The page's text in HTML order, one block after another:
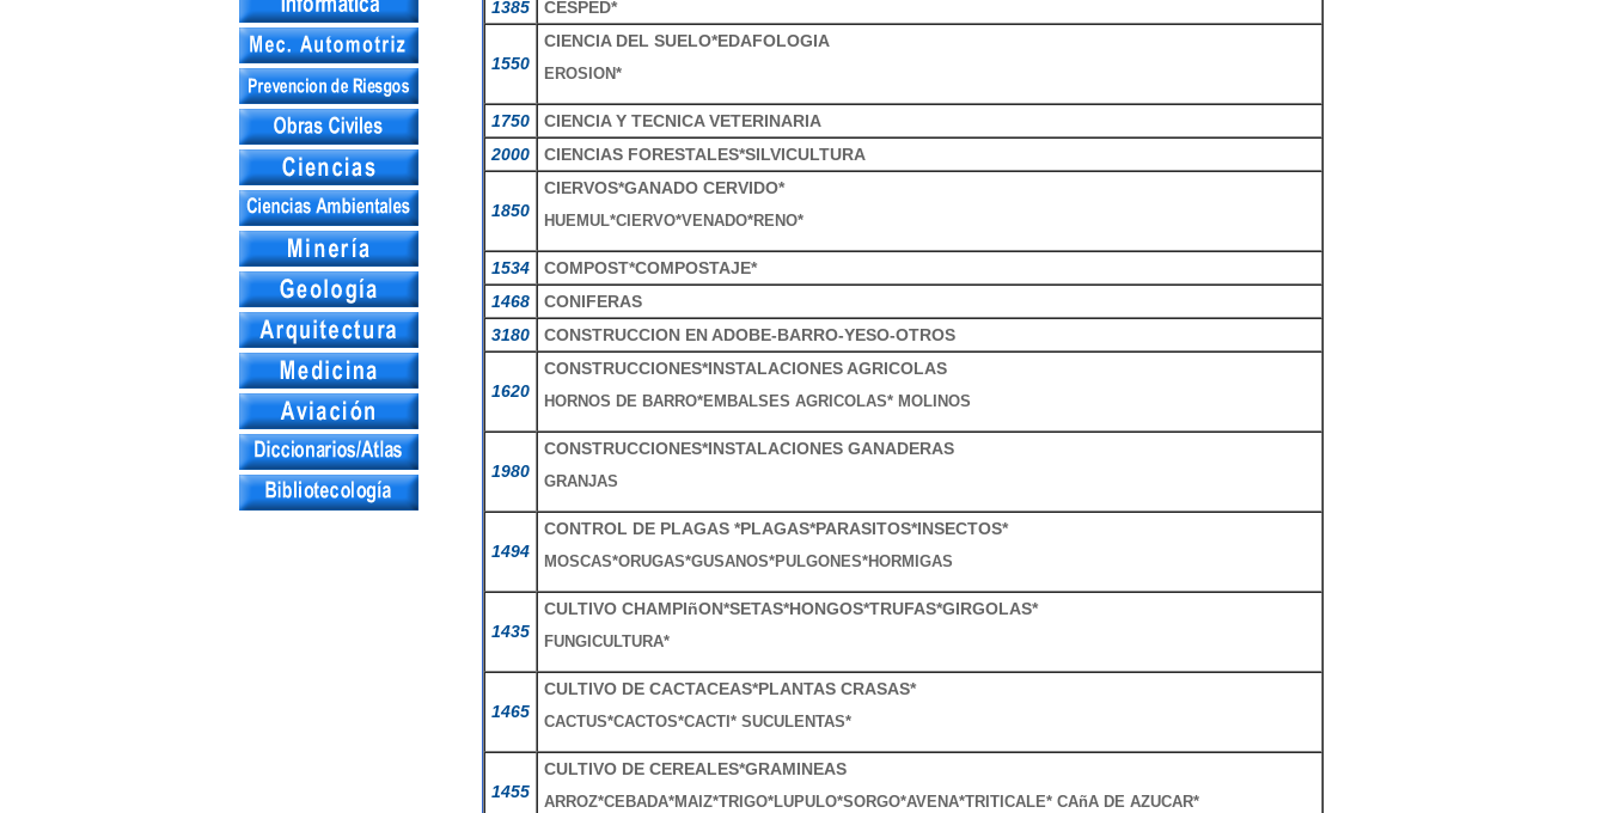
1385 CESPED*
1550
CIENCIA DEL SUELO*EDAFOLOGIA
EROSION*
1750
CIENCIA Y TECNICA VETERINARIA
2000
CIENCIAS FORESTALES*SILVICULTURA
1850
CIERVOS*GANADO CERVIDO*
HUEMUL*CIERVO*VENADO*RENO*
1534
COMPOST*COMPOSTAJE*
1468
CONIFERAS
3180
CONSTRUCCION EN ADOBE-BARRO-YESO-OTROS
1620
CONSTRUCCIONES*INSTALACIONES AGRICOLAS
HORNOS DE BARRO*EMBALSES AGRICOLAS* MOLINOS
1980
CONSTRUCCIONES*INSTALACIONES GANADERAS
GRANJAS
1494
CONTROL DE PLAGAS *PLAGAS*PARASITOS*INSECTOS*
MOSCAS*ORUGAS*GUSANOS*PULGONES*HORMIGAS
1435
CULTIVO CHAMPIñON*SETAS*HONGOS*TRUFAS*GIRGOLAS*
FUNGICULTURA*
1465
CULTIVO DE CACTACEAS*PLANTAS CRASAS*
CACTUS*CACTOS*CACTI* SUCULENTAS*
1455
CULTIVO DE CEREALES*GRAMINEAS
ARROZ*CEBADA*MAIZ*TRIGO*LUPULO*SORGO*AVENA*TRITICALE* CAñA DE AZUCAR*